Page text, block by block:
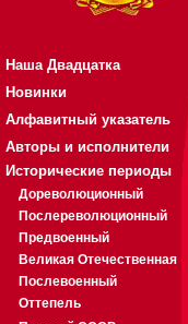
Наша Двадцатка
Новинки
Алфавитный указатель
Авторы и исполнители
Исторические периоды
Дореволюционный
Послереволюционный
Предвоенный
Великая Отечественная
Послевоенный
Оттепель